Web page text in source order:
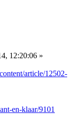
12:20:06 »
article/12502-
en-klaar/9101